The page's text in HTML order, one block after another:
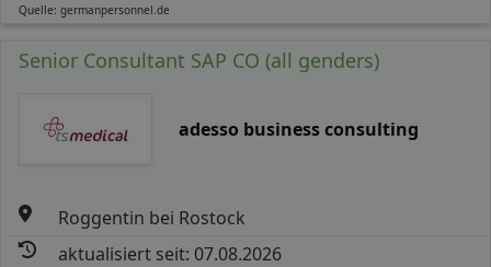
Quelle: germanpersonnel.de
Senior Consultant SAP CO (all genders)
adesso business consulting
Roggentin bei Rostock
aktualisiert seit: 07.08.2026